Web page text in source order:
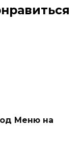
Меню на